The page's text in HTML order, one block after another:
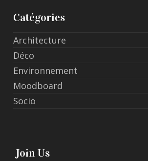
Catégories
Architecture
Déco
Environnement
Moodboard
Socio
Join Us